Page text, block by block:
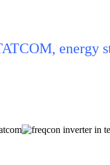
energy